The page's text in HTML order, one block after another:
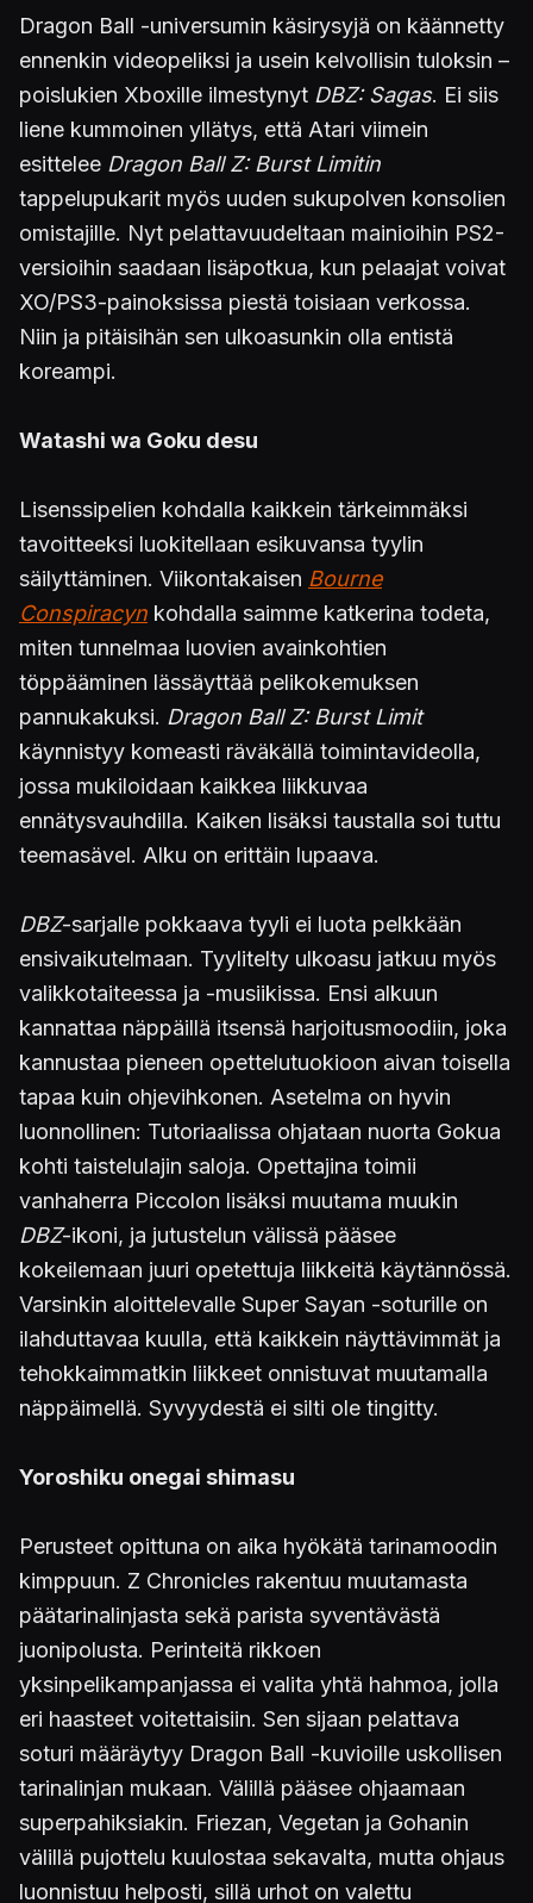
Dragon Ball -universumin käsirysyjä on käännetty
ennenkin videopeliksi ja usein kelvollisin tuloksin –
poislukien Xboxille ilmestynyt DBZ: Sagas. Ei siis
liene kummoinen yllätys, että Atari viimein
esittelee Dragon Ball Z: Burst Limitin
tappelupukarit myös uuden sukupolven konsolien
omistajille. Nyt pelattavuudeltaan mainioihin PS2-
versioihin saadaan lisäpotkua, kun pelaajat voivat
XO/PS3-painoksissa piestä toisiaan verkossa.
Niin ja pitäisihän sen ulkoasunkin olla entistä
koreampi.
Watashi wa Goku desu
Lisenssipelien kohdalla kaikkein tärkeimmäksi
tavoitteeksi luokitellaan esikuvansa tyylin
säilyttäminen. Viikontakaisen Bourne
Conspiracyn kohdalla saimme katkerina todeta,
miten tunnelmaa luovien avainkohtien
töppääminen lässäyttää pelikokemuksen
pannukakuksi. Dragon Ball Z: Burst Limit
käynnistyy komeasti räväkällä toimintavideolla,
jossa mukiloidaan kaikkea liikkuvaa
ennätysvauhdilla. Kaiken lisäksi taustalla soi tuttu
teemasävel. Alku on erittäin lupaava.
DBZ-sarjalle pokkaava tyyli ei luota pelkkään
ensivaikutelmaan. Tyylitelty ulkoasu jatkuu myös
valikkotaiteessa ja -musiikissa. Ensi alkuun
kannattaa näppäillä itsensä harjoitusmoodiin, joka
kannustaa pieneen opettelutuokioon aivan toisella
tapaa kuin ohjevihkonen. Asetelma on hyvin
luonnollinen: Tutoriaalissa ohjataan nuorta Gokua
kohti taistelulajin saloja. Opettajina toimii
vanhaherra Piccolon lisäksi muutama muukin
DBZ-ikoni, ja jutustelun välissä pääsee
kokeilemaan juuri opetettuja liikkeitä käytännössä.
Varsinkin aloittelevalle Super Sayan -soturille on
ilahduttavaa kuulla, että kaikkein näyttävimmät ja
tehokkaimmatkin liikkeet onnistuvat muutamalla
näppäimellä. Syvyydestä ei silti ole tingitty.
Yoroshiku onegai shimasu
Perusteet opittuna on aika hyökätä tarinamoodin
kimppuun. Z Chronicles rakentuu muutamasta
päätarinalinjasta sekä parista syventävästä
juonipolusta. Perinteitä rikkoen
yksinpelikampanjassa ei valita yhtä hahmoa, jolla
eri haasteet voitettaisiin. Sen sijaan pelattava
soturi määräytyy Dragon Ball -kuvioille uskollisen
tarinalinjan mukaan. Välillä pääsee ohjaamaan
superpahiksiakin. Friezan, Vegetan ja Gohanin
välillä pujottelu kuulostaa sekavalta, mutta ohjaus
luonnistuu helposti, sillä urhot on valettu